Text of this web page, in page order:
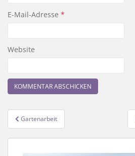
E-Mail-Adresse *
Website
Beitragsnavigation
Gartenarbeit